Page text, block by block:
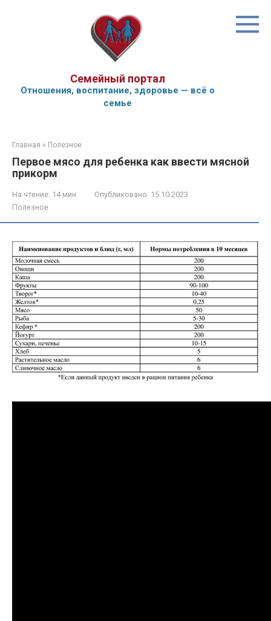
Семейный портал
Отношения, воспитание, здоровье — всё о
семье
Главная » Полезное
Первое мясо для ребенка как ввести мясной
прикорм
На чтение: 14 мин Опубликовано: 15.10.2023
Полезное